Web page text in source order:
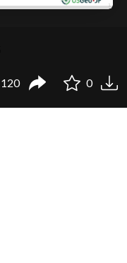
120 0